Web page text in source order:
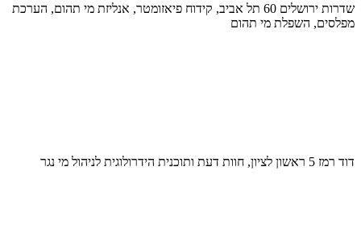
שדרות ירושלים 60 תל אביב, קידוח פיאזומטר, אנליזת מי תהום, הערכת
מפלסים, השפלת מי תהום
דוד רמז 5 ראשון לציון, חוות דעת ותוכנית הידרולוגית לניהול מי נגר